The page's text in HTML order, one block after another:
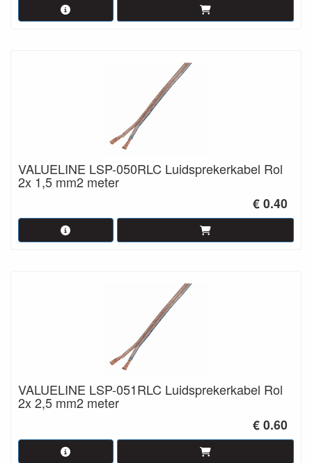
VALUELINE LSP-050RLC Luidsprekerkabel Rol
2x 1,5 mm2 meter
€ 0.40
VALUELINE LSP-051RLC Luidsprekerkabel Rol
2x 2,5 mm2 meter
€ 0.60